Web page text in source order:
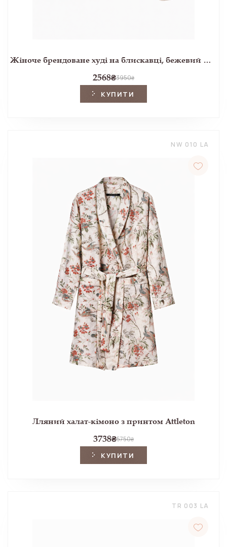
Жіноче брендоване худі на блискавці, бежевий меланж
2568₴3950₴
КУПИТИ
NW 010 LA
Лляний халат-кімоно з принтом Attleton
3738₴5750₴
КУПИТИ
TR 003 LA